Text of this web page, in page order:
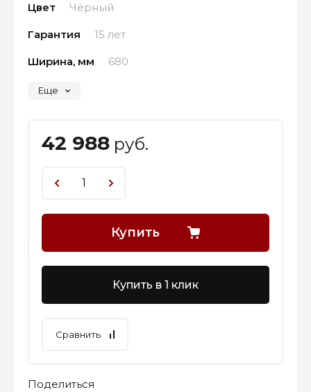
Цвет Чёрный
Гарантия 15 лет
Ширина, мм 680
Еще
42 988 руб.
Купить
Купить в 1 клик
Сравнить
Поделиться